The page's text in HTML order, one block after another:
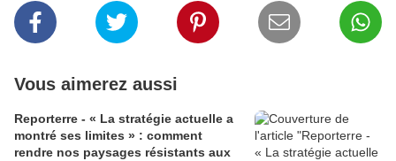
Vous aimerez aussi
Reporterre - « La stratégie actuelle a
montré ses limites » : comment
rendre nos paysages résistants aux